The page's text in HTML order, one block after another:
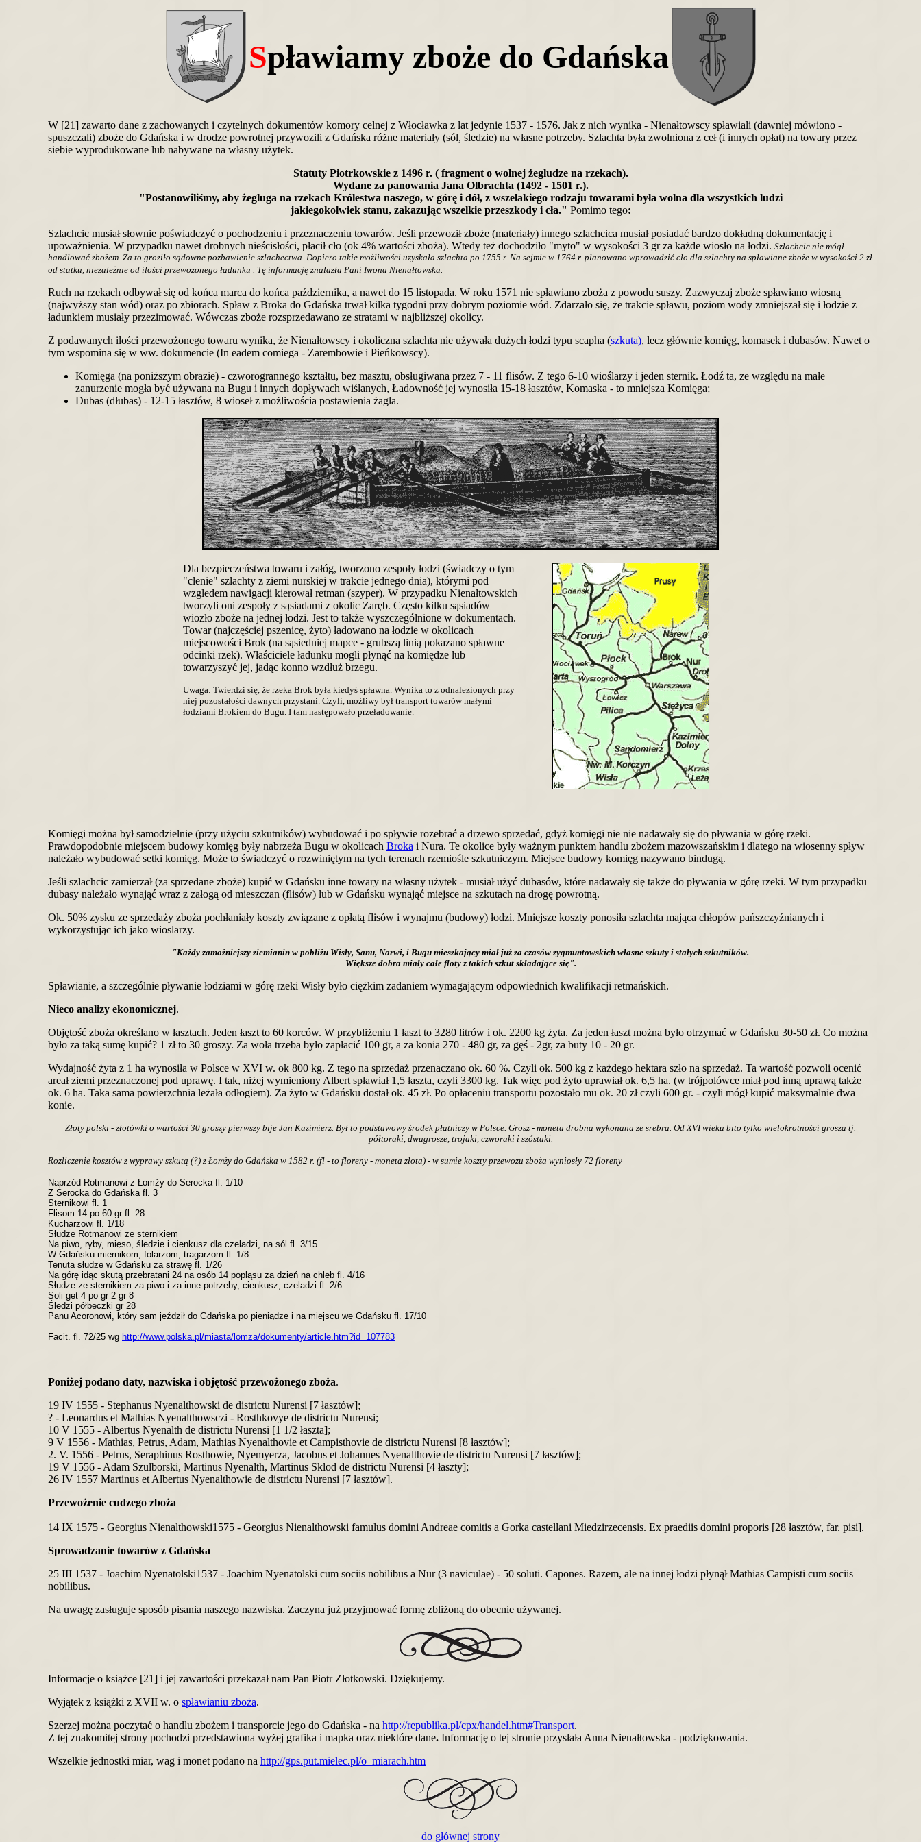
Spławiamy zboże do Gdańska
W [21] zawarto dane z zachowanych i czytelnych dokumentów komory celnej z Włocławka z lat jedynie 1537 - 1576. Jak z nich wynika - Nienałtowscy spławiali (dawniej mówiono -
spuszczali) zboże do Gdańska i w drodze powrotnej przywozili z Gdańska różne materiały (sól, śledzie) na własne potrzeby. Szlachta była zwolniona z ceł (i innych opłat) na towary przez
siebie wyprodukowane lub nabywane na własny użytek.
Statuty Piotrkowskie z 1496 r. ( fragment o wolnej żegludze na rzekach).
Wydane za panowania Jana Olbrachta (1492 - 1501 r.).
"Postanowiliśmy, aby żegluga na rzekach Królestwa naszego, w górę i dół, z wszelakiego rodzaju towarami była wolna dla wszystkich ludzi
jakiegokolwiek stanu, zakazując wszelkie przeszkody i cła." Pomimo tego:
Szlachcic musiał słownie poświadczyć o pochodzeniu i przeznaczeniu towarów. Jeśli przewoził zboże (materiały) innego szlachcica musiał posiadać bardzo dokładną dokumentację i
upoważnienia. W przypadku nawet drobnych nieścisłości, płacił cło (ok 4% wartości zboża). Wtedy też dochodziło "myto" w wysokości 3 gr za każde wiosło na łodzi. Szlachcic nie mógł
handlować zbożem. Za to groziło sądowne pozbawienie szlachectwa. Dopiero takie możliwości uzyskała szlachta po 1755 r. Na sejmie w 1764 r. planowano wprowadzić cło dla szlachty na spławiane zboże w wysokości 2 zł
od statku, niezależnie od ilości przewozonego ładunku . Tę informację znalazła Pani Iwona Nienałtowska.
Ruch na rzekach odbywał się od końca marca do końca października, a nawet do 15 listopada. W roku 1571 nie spławiano zboża z powodu suszy. Zazwyczaj zboże spławiano wiosną
(najwyższy stan wód) oraz po zbiorach. Spław z Broka do Gdańska trwał kilka tygodni przy dobrym poziomie wód. Zdarzało się, że trakcie spławu, poziom wody zmniejszał się i łodzie z
ładunkiem musiały przezimować. Wówczas zboże rozsprzedawano ze stratami w najbliższej okolicy.
Z podawanych ilości przewożonego towaru wynika, że Nienałtowscy i okoliczna szlachta nie używała dużych łodzi typu scapha (szkuta), lecz głównie komięg, komasek i dubasów. Nawet o
tym wspomina się w ww. dokumencie (In eadem comiega - Zarembowie i Pieńkowscy).
Komięga (na poniższym obrazie) - czworogrannego kształtu, bez masztu, obsługiwana przez 7 - 11 flisów. Z tego 6-10 wioślarzy i jeden sternik. Łodź ta, ze względu na małe
zanurzenie mogła być używana na Bugu i innych dopływach wiślanych, Ładowność jej wynosiła 15-18 łasztów, Komaska - to mniejsza Komięga;
Dubas (dłubas) - 12-15 łasztów, 8 wioseł z możliwościa postawienia żagla.
Dla bezpieczeństwa towaru i załóg, tworzono zespoły łodzi (świadczy o tym
"clenie" szlachty z ziemi nurskiej w trakcie jednego dnia), którymi pod
wzgledem nawigacji kierował retman (szyper). W przypadku Nienałtowskich
tworzyli oni zespoły z sąsiadami z okolic Zaręb. Często kilku sąsiadów
wiozło zboże na jednej łodzi. Jest to także wyszczególnione w dokumentach.
Towar (najczęściej pszenicę, żyto) ładowano na łodzie w okolicach
miejscowości Brok (na sąsiedniej mapce - grubszą linią pokazano spławne
odcinki rzek). Właściciele ładunku mogli płynąć na komiędze lub
towarzyszyć jej, jadąc konno wzdłuż brzegu.
Uwaga: Twierdzi się, że rzeka Brok była kiedyś spławna. Wynika to z odnalezionych przy
niej pozostałości dawnych przystani. Czyli, możliwy był transport towarów małymi
łodziami Brokiem do Bugu. I tam następowało przeładowanie.
Komięgi można był samodzielnie (przy użyciu szkutników) wybudować i po spływie rozebrać a drzewo sprzedać, gdyż komięgi nie nie nadawały się do pływania w górę rzeki.
Prawdopodobnie miejscem budowy komięg były nabrzeża Bugu w okolicach Broka i Nura. Te okolice były ważnym punktem handlu zbożem mazowszańskim i dlatego na wiosenny spływ
należało wybudować setki komięg. Może to świadczyć o rozwiniętym na tych terenach rzemiośle szkutniczym. Miejsce budowy komięg nazywano bindugą.
Jeśli szlachcic zamierzał (za sprzedane zboże) kupić w Gdańsku inne towary na własny użytek - musiał użyć dubasów, które nadawały się także do pływania w górę rzeki. W tym przypadku
dubasy należało wynająć wraz z załogą od mieszczan (flisów) lub w Gdańsku wynająć miejsce na szkutach na drogę powrotną.
Ok. 50% zysku ze sprzedaży zboża pochłaniały koszty związane z opłatą flisów i wynajmu (budowy) łodzi. Mniejsze koszty ponosiła szlachta mająca chłopów pańszczyźnianych i
wykorzystując ich jako wioslarzy.
"Każdy zamożniejszy ziemianin w pobliżu Wisły, Sanu, Narwi, i Bugu mieszkający miał już za czasów zygmuntowskich własne szkuty i stałych szkutników.
Większe dobra miały całe floty z takich szkut składające się".
Spławianie, a szczególnie pływanie łodziami w górę rzeki Wisły było ciężkim zadaniem wymagającym odpowiednich kwalifikacji retmańskich.
Nieco analizy ekonomicznej.
Objętość zboża określano w łasztach. Jeden łaszt to 60 korców. W przybliżeniu 1 łaszt to 3280 litrów i ok. 2200 kg żyta. Za jeden łaszt można było otrzymać w Gdańsku 30-50 zł. Co można
było za taką sumę kupić? 1 zł to 30 groszy. Za woła trzeba było zapłacić 100 gr, a za konia 270 - 480 gr, za gęś - 2gr, za buty 10 - 20 gr.
Wydajność żyta z 1 ha wynosiła w Polsce w XVI w. ok 800 kg. Z tego na sprzedaż przenaczano ok. 60 %. Czyli ok. 500 kg z każdego hektara szło na sprzedaż. Ta wartość pozwoli ocenić
areał ziemi przeznaczonej pod uprawę. I tak, niżej wymieniony Albert spławiał 1,5 łaszta, czyli 3300 kg. Tak więc pod żyto uprawiał ok. 6,5 ha. (w trójpolówce miał pod inną uprawą także
ok. 6 ha. Taka sama powierzchnia leżała odłogiem). Za żyto w Gdańsku dostał ok. 45 zł. Po opłaceniu transportu pozostało mu ok. 20 zł czyli 600 gr. - czyli mógł kupić maksymalnie dwa
konie.
Złoty polski - złotówki o wartości 30 groszy pierwszy bije Jan Kazimierz. Był to podstawowy środek płatniczy w Polsce. Grosz - moneta drobna wykonana ze srebra. Od XVI wieku bito tylko wielokrotności grosza tj.
półtoraki, dwugrosze, trojaki, czworaki i szóstaki.
Rozliczenie kosztów z wyprawy szkutą (?) z Łomży do Gdańska w 1582 r. (fl - to floreny - moneta złota) - w sumie koszty przewozu zboża wyniosły 72 floreny
Naprzód Rotmanowi z Łomży do Serocka fl. 1/10
Z Serocka do Gdańska fl. 3
Sternikowi fl. 1
Flisom 14 po 60 gr fl. 28
Kucharzowi fl. 1/18
Słudze Rotmanowi ze sternikiem
Na piwo, ryby, mięso, śledzie i cienkusz dla czeladzi, na sól fl. 3/15
W Gdańsku miernikom, folarzom, tragarzom fl. 1/8
Tenuta słudze w Gdańsku za strawę fl. 1/26
Na górę idąc skutą przebratani 24 na osób 14 popląsu za dzień na chleb fl. 4/16
Słudze ze sternikiem za piwo i za inne potrzeby, cienkusz, czeladzi fl. 2/6
Soli get 4 po gr 2 gr 8
Śledzi półbeczki gr 28
Panu Acoronowi, który sam jeździł do Gdańska po pieniądze i na miejscu we Gdańsku fl. 17/10
Facit. fl. 72/25 wg http://www.polska.pl/miasta/lomza/dokumenty/article.htm?id=107783
Poniżej podano daty, nazwiska i objętość przewożonego zboża.
19 IV 1555 - Stephanus Nyenalthowski de districtu Nurensi [7 łasztów];
? - Leonardus et Mathias Nyenalthowsczi - Rosthkovye de districtu Nurensi;
10 V 1555 - Albertus Nyenalth de districtu Nurensi [1 1/2 łaszta];
9 V 1556 - Mathias, Petrus, Adam, Mathias Nyenalthovie et Campisthovie de districtu Nurensi [8 łasztów];
2. V. 1556 - Petrus, Seraphinus Rosthowie, Nyemyerza, Jacobus et Johannes Nyenalthovie de districtu Nurensi [7 łasztów];
19 V 1556 - Adam Szulborski, Martinus Nyenalth, Martinus Sklod de districtu Nurensi [4 łaszty];
26 IV 1557 Martinus et Albertus Nyenalthowie de districtu Nurensi [7 łasztów].
Przewożenie cudzego zboża
14 IX 1575 - Georgius Nienalthowski1575 - Georgius Nienalthowski famulus domini Andreae comitis a Gorka castellani Miedzirzecensis. Ex praediis domini proporis [28 łasztów, far. pisi].
Sprowadzanie towarów z Gdańska
25 III 1537 - Joachim Nyenatolski1537 - Joachim Nyenatolski cum sociis nobilibus a Nur (3 naviculae) - 50 soluti. Capones. Razem, ale na innej łodzi płynął Mathias Campisti cum sociis
nobilibus.
Na uwagę zasługuje sposób pisania naszego nazwiska. Zaczyna już przyjmować formę zbliżoną do obecnie używanej.
Informacje o książce [21] i jej zawartości przekazał nam Pan Piotr Złotkowski. Dziękujemy.
Wyjątek z książki z XVII w. o spławianiu zboża.
Szerzej można poczytać o handlu zbożem i transporcie jego do Gdańska - na http://republika.pl/cpx/handel.htm#Transport.
Z tej znakomitej strony pochodzi przedstawiona wyżej grafika i mapka oraz niektóre dane. Informację o tej stronie przysłała Anna Nienałtowska - podziękowania.
Wszelkie jednostki miar, wag i monet podano na http://gps.put.mielec.pl/o_miarach.htm
do głównej strony